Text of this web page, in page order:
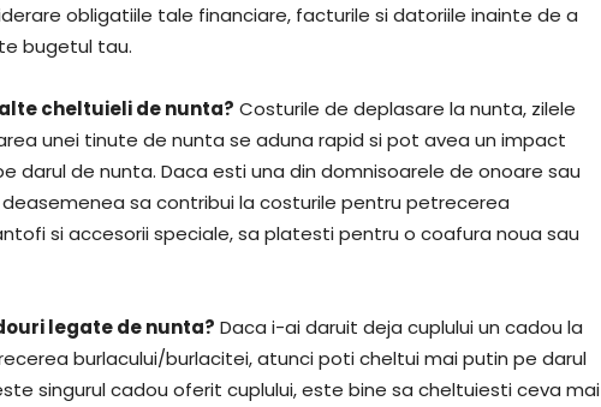
obligatiile tale financiare, facturile si datoriile inainte de a
bugetul tau.
cheltuieli de nunta? Costurile de deplasare la nunta, zilele
unei tinute de nunta se aduna rapid si pot avea un impact
darul de nunta. Daca esti una din domnisoarele de onoare sau
sa contribui la costurile pentru petrecerea
si accesorii speciale, sa platesti pentru o coafura noua sau
legate de nunta? Daca i-ai daruit deja cuplului un cadou la
burlacului/burlacitei, atunci poti cheltui mai putin pe darul
singurul cadou oferit cuplului, este bine sa cheltuiesti ceva mai